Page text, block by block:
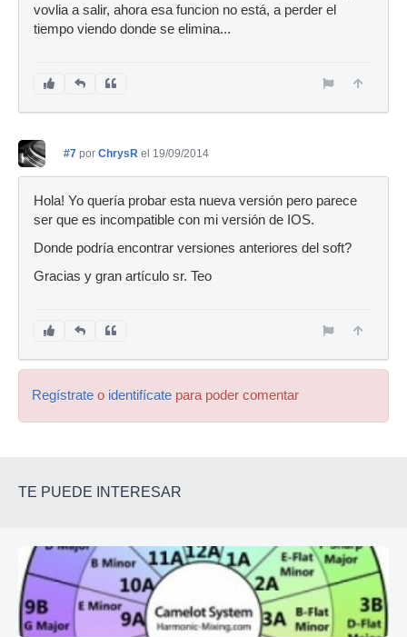
vovlia a salir, ahora esa funcion no está, a perder el
tiempo viendo donde se elimina...
#7 por ChrysR el 19/09/2014
Hola! Yo quería probar esta nueva versión pero parece
ser que es incompatible con mi versión de IOS.
Donde podría encontrar versiones anteriores del soft?
Gracias y gran artículo sr. Teo
Regístrate o identifícate para poder comentar
TE PUEDE INTERESAR